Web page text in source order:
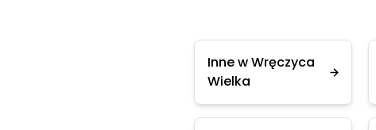
Inne w Wręczyca
Wielka